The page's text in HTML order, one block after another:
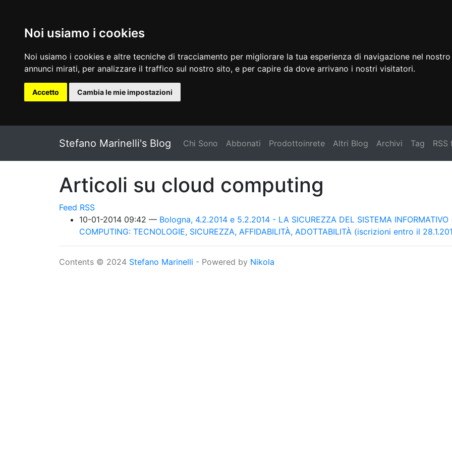
Noi usiamo i cookies
Noi usiamo i cookies e altre tecniche di tracciamento per migliorare la tua esperienza di navigazione nel
annunci mirati, per analizzare il traffico sul nostro sito, e per capire da dove arrivano i nostri visitatori.
Accetto Cambia le mie impostazioni
Stefano Marinelli's Blog Chi Sono Abbonati Prodottoinrete Altri Blog Archivi Tag RSS
Articoli su cloud computing
Feed RSS
10-01-2014 09:42
Bologna, 4.2.2014 e 5.2.2014 - LA SICUREZZA DEL SISTEMA
COMPUTING: TECNOLOGIE, SICUREZZA, AFFIDABILITÀ, ADOTTABILITÀ (iscrizioni entro il
Contents © 2024 Stefano Marinelli - Powered by Nikola